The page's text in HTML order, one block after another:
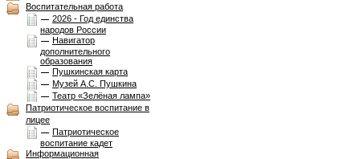
Воспитательная работа
2026 - Год единства
народов России
Навигатор
дополнительного
образования
Пушкинская карта
Музей А.С. Пушкина
Театр «Зелёная лампа»
Патриотическое воспитание в
лицее
Патриотическое
воспитание кадет
Информационная